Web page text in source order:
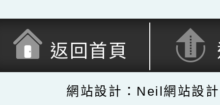
返回首頁
網站設計：Neil網站設